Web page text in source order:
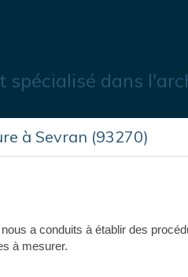
spécialisé dans
à Sevran (93270)
a conduits à établir des
à mesurer.